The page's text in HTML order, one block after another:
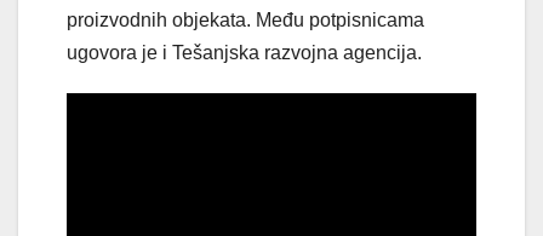
proizvodnih objekata. Među potpisnicama
ugovora je i Tešanjska razvojna agencija.